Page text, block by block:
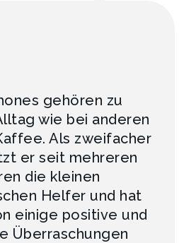
gehören zu
wie bei anderen
Als zweifacher
er seit mehreren
die kleinen
Helfer und hat
einige positive und
Überraschungen